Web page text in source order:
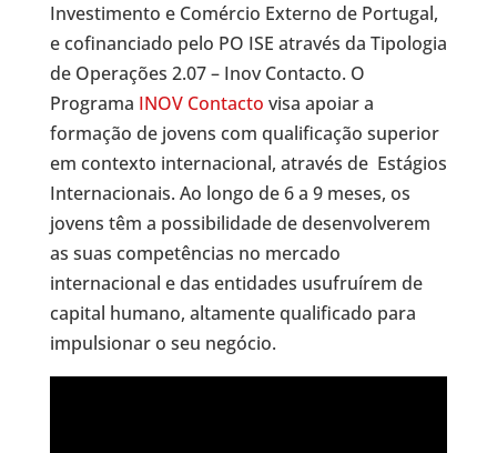
Investimento e Comércio Externo de Portugal,
e cofinanciado pelo PO ISE através da Tipologia
de Operações 2.07 – Inov Contacto. O
Programa INOV Contacto visa apoiar a
formação de jovens com qualificação superior
em contexto internacional, através de Estágios
Internacionais. Ao longo de 6 a 9 meses, os
jovens têm a possibilidade de desenvolverem
as suas competências no mercado
internacional e das entidades usufruírem de
capital humano, altamente qualificado para
impulsionar o seu negócio.